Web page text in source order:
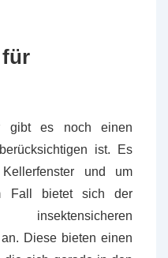
gibt es noch einen
ist. Es
und um
Fall bietet sich der
Diese bieten einen